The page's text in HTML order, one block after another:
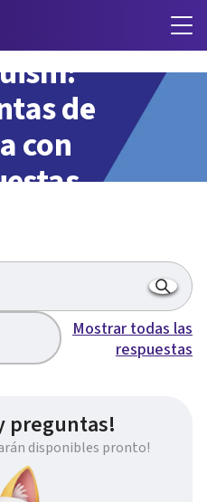
de
con
Mostrar todas las
respuestas
preguntas!
disponibles pronto!